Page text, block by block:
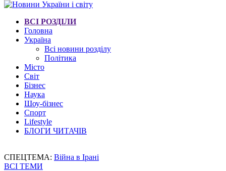
ВСІ РОЗДІЛИ
Головна
Україна
Всі новини розділу
Політика
Місто
Світ
Бізнес
Наука
Шоу-бізнес
Спорт
Lifestyle
БЛОГИ ЧИТАЧІВ
СПЕЦТЕМА: Війна в Ірані
ВСІ ТЕМИ